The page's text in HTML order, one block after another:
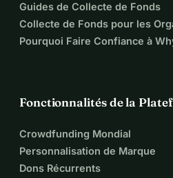
Guides de Collecte de Fonds
Collecte de Fonds pour les
Pourquoi Faire Confiance à
Fonctionnalités de la
Crowdfunding Mondial
Personnalisation de Marque
Dons Récurrents